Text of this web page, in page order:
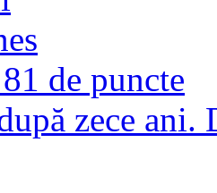
de puncte
zece ani.